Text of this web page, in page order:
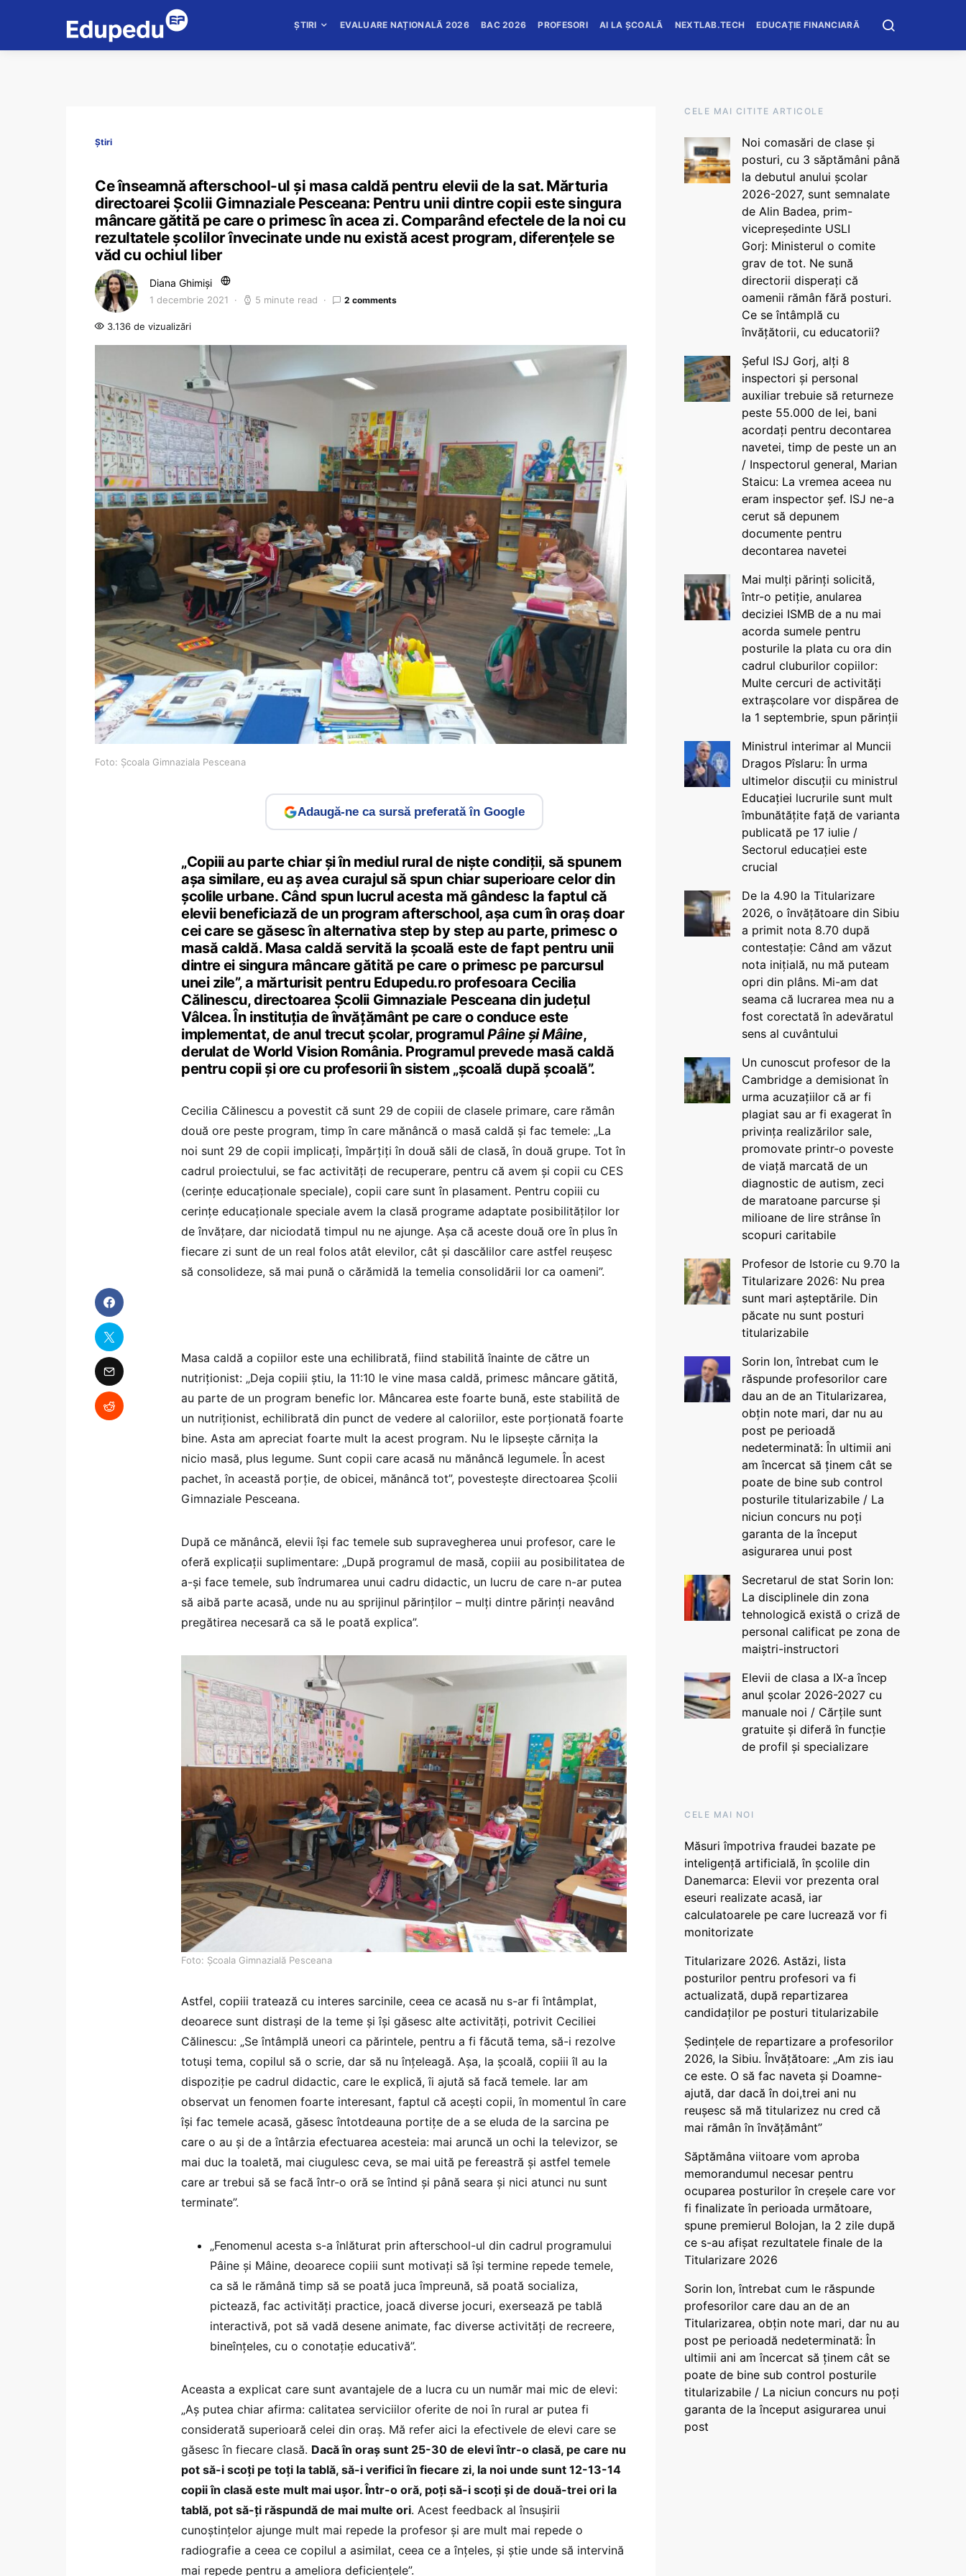
ȘTIRI EVALUARE NAȚIONALĂ 2026 BAC 2026 PROFESORI AI LA ȘCOALĂ NEXTLAB.TECH EDUCAȚIE FINANCIARĂ
Știri
Ce înseamnă afterschool-ul și masa caldă pentru elevii de la sat. Mărturia
directoarei Școlii Gimnaziale Pesceana: Pentru unii dintre copii este singura
mâncare gătită pe care o primesc în acea zi. Comparând efectele de la noi cu
rezultatele școlilor învecinate unde nu există acest program, diferențele se
văd cu ochiul liber
Diana Ghimiși
1 decembrie 2021 5 minute read 2 comments
3.136 de vizualizări
Foto: Școala Gimnaziala Pesceana
Adaugă-ne ca sursă preferată în Google
„Copiii au parte chiar și în mediul rural de niște condiții, să spunem
așa similare, eu aș avea curajul să spun chiar superioare celor din
școlile urbane. Când spun lucrul acesta mă gândesc la faptul că
elevii beneficiază de un program afterschool, așa cum în oraș doar
cei care se găsesc în alternativa step by step au parte, primesc o
masă caldă. Masa caldă servită la școală este de fapt pentru unii
dintre ei singura mâncare gătită pe care o primesc pe parcursul
unei zile”, a mărturisit pentru Edupedu.ro profesoara Cecilia
Călinescu, directoarea Școlii Gimnaziale Pesceana din județul
Vâlcea. În instituția de învățământ pe care o conduce este
implementat, de anul trecut școlar, programulPâine și Mâine,
derulat de World Vision România. Programul prevede masă caldă
pentru copii și ore cu profesorii în sistem „școală după școală”.
Cecilia Călinescu a povestit că sunt 29 de copiii de clasele primare, care rămân
două ore peste program, timp în care mănâncă o masă caldă și fac temele: „La
noi sunt 29 de copii implicați, împărțiți în două săli de clasă, în două grupe. Tot în
cadrul proiectului, se fac activități de recuperare, pentru că avem și copii cu CES
(cerințe educaționale speciale), copii care sunt în plasament. Pentru copiii cu
cerințe educaționale speciale avem la clasă programe adaptate posibilităților lor
de învățare, dar niciodată timpul nu ne ajunge. Așa că aceste două ore în plus în
fiecare zi sunt de un real folos atât elevilor, cât și dascălilor care astfel reușesc
să consolideze, să mai pună o cărămidă la temelia consolidării lor ca oameni”.
Masa caldă a copiilor este una echilibrată, fiind stabilită înainte de către un
nutriționist: „Deja copiii știu, la 11:10 le vine masa caldă, primesc mâncare gătită,
au parte de un program benefic lor. Mâncarea este foarte bună, este stabilită de
un nutriționist, echilibrată din punct de vedere al caloriilor, este porționată foarte
bine. Asta am apreciat foarte mult la acest program. Nu le lipsește cărnița la
nicio masă, plus legume. Sunt copii care acasă nu mănâncă legumele. În acest
pachet, în această porție, de obicei, mănâncă tot”, povestește directoarea Școlii
Gimnaziale Pesceana.
După ce mănâncă, elevii își fac temele sub supravegherea unui profesor, care le
oferă explicații suplimentare: „După programul de masă, copiii au posibilitatea de
a-și face temele, sub îndrumarea unui cadru didactic, un lucru de care n-ar putea
să aibă parte acasă, unde nu au sprijinul părinților – mulți dintre părinți neavând
pregătirea necesară ca să le poată explica”.
Foto: Școala Gimnazială Pesceana
Astfel, copiii tratează cu interes sarcinile, ceea ce acasă nu s-ar fi întâmplat,
deoarece sunt distrași de la teme și își găsesc alte activități, potrivit Ceciliei
Călinescu: „Se întâmplă uneori ca părintele, pentru a fi făcută tema, să-i rezolve
totuși tema, copilul să o scrie, dar să nu înțeleagă. Așa, la școală, copiii îl au la
dispoziție pe cadrul didactic, care le explică, îi ajută să facă temele. Iar am
observat un fenomen foarte interesant, faptul că acești copii, în momentul în care
își fac temele acasă, găsesc întotdeauna portițe de a se eluda de la sarcina pe
care o au și de a întârzia efectuarea acesteia: mai aruncă un ochi la televizor, se
mai duc la toaletă, mai ciugulesc ceva, se mai uită pe fereastră și astfel temele
care ar trebui să se facă într-o oră se întind și până seara și nici atunci nu sunt
terminate”.
„Fenomenul acesta s-a înlăturat prin afterschool-ul din cadrul programului
Pâine și Mâine, deoarece copiii sunt motivați să își termine repede temele,
ca să le rămână timp să se poată juca împreună, să poată socializa,
pictează, fac activități practice, joacă diverse jocuri, exersează pe tablă
interactivă, pot să vadă desene animate, fac diverse activități de recreere,
bineînțeles, cu o conotație educativă”.
Aceasta a explicat care sunt avantajele de a lucra cu un număr mai mic de elevi:
„Aș putea chiar afirma: calitatea serviciilor oferite de noi în rural ar putea fi
considerată superioară celei din oraș. Mă refer aici la efectivele de elevi care se
găsesc în fiecare clasă. Dacă în oraș sunt 25-30 de elevi într-o clasă, pe care nu
pot să-i scoți pe toți la tablă, să-i verifici în fiecare zi, la noi unde sunt 12-13-14
copii în clasă este mult mai ușor. Într-o oră, poți să-i scoți și de două-trei ori la
tablă, pot să-ți răspundă de mai multe ori. Acest feedback al însușirii
cunoștințelor ajunge mult mai repede la profesor și are mult mai repede o
radiografie a ceea ce copilul a asimilat, ceea ce a înțeles, și știe unde să intervină
mai repede pentru a ameliora deficiențele”.
CELE MAI CITITE ARTICOLE
Noi comasări de clase și
posturi, cu 3 săptămâni până
la debutul anului școlar
2026-2027, sunt semnalate
de Alin Badea, prim-
vicepreședinte USLI
Gorj: Ministerul o comite
grav de tot. Ne sună
directorii disperați că
oamenii rămân fără posturi.
Ce se întâmplă cu
învățătorii, cu educatorii?
Șeful ISJ Gorj, alți 8
inspectori și personal
auxiliar trebuie să returneze
peste 55.000 de lei, bani
acordați pentru decontarea
navetei, timp de peste un an
/ Inspectorul general, Marian
Staicu: La vremea aceea nu
eram inspector șef. ISJ ne-a
cerut să depunem
documente pentru
decontarea navetei
Mai mulți părinți solicită,
într-o petiție, anularea
deciziei ISMB de a nu mai
acorda sumele pentru
posturile la plata cu ora din
cadrul cluburilor copiilor:
Multe cercuri de activități
extrașcolare vor dispărea de
la 1 septembrie, spun părinții
Ministrul interimar al Muncii
Dragos Pîslaru: În urma
ultimelor discuții cu ministrul
Educației lucrurile sunt mult
îmbunătățite față de varianta
publicată pe 17 iulie /
Sectorul educației este
crucial
De la 4.90 la Titularizare
2026, o învățătoare din Sibiu
a primit nota 8.70 după
contestație: Când am văzut
nota inițială, nu mă puteam
opri din plâns. Mi-am dat
seama că lucrarea mea nu a
fost corectată în adevăratul
sens al cuvântului
Un cunoscut profesor de la
Cambridge a demisionat în
urma acuzațiilor că ar fi
plagiat sau ar fi exagerat în
privința realizărilor sale,
promovate printr-o poveste
de viață marcată de un
diagnostic de autism, zeci
de maratoane parcurse și
milioane de lire strânse în
scopuri caritabile
Profesor de Istorie cu 9.70 la
Titularizare 2026: Nu prea
sunt mari așteptările. Din
păcate nu sunt posturi
titularizabile
Sorin Ion, întrebat cum le
răspunde profesorilor care
dau an de an Titularizarea,
obțin note mari, dar nu au
post pe perioadă
nedeterminată: În ultimii ani
am încercat să ținem cât se
poate de bine sub control
posturile titularizabile / La
niciun concurs nu poți
garanta de la început
asigurarea unui post
Secretarul de stat Sorin Ion:
La disciplinele din zona
tehnologică există o criză de
personal calificat pe zona de
maiștri-instructori
Elevii de clasa a IX-a încep
anul școlar 2026-2027 cu
manuale noi / Cărțile sunt
gratuite și diferă în funcție
de profil și specializare
CELE MAI NOI
Măsuri împotriva fraudei bazate pe
inteligență artificială, în școlile din
Danemarca: Elevii vor prezenta oral
eseuri realizate acasă, iar
calculatoarele pe care lucrează vor fi
monitorizate
Titularizare 2026. Astăzi, lista
posturilor pentru profesori va fi
actualizată, după repartizarea
candidaților pe posturi titularizabile
Ședințele de repartizare a profesorilor
2026, la Sibiu. Învățătoare: „Am zis iau
ce este. O să fac naveta și Doamne-
ajută, dar dacă în doi,trei ani nu
reușesc să mă titularizez nu cred că
mai rămân în învățământ”
Săptămâna viitoare vom aproba
memorandumul necesar pentru
ocuparea posturilor în creșele care vor
fi finalizate în perioada următoare,
spune premierul Bolojan, la 2 zile după
ce s-au afișat rezultatele finale de la
Titularizare 2026
Sorin Ion, întrebat cum le răspunde
profesorilor care dau an de an
Titularizarea, obțin note mari, dar nu au
post pe perioadă nedeterminată: În
ultimii ani am încercat să ținem cât se
poate de bine sub control posturile
titularizabile / La niciun concurs nu poți
garanta de la început asigurarea unui
post